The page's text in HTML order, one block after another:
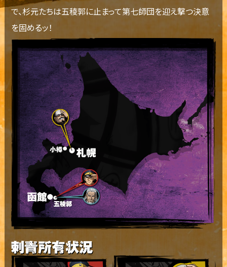
で、杉元たちは五稜郭に止まって第七師団を迎え撃つ決意
を固めるッ！